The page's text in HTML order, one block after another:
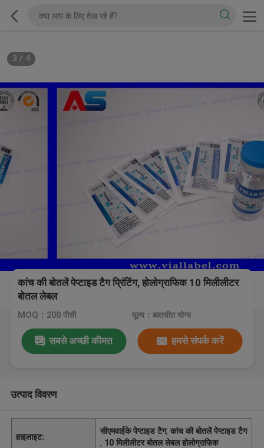
3 / 4
कांच की बोतलें पेप्टाइड टैग प्रिंटिंग, होलोग्राफिक 10 मिलीलीटर
बोतल लेबल
MOQ：200 पीसी मूल्य：बातचीत योग्य
सबसे अच्छी कीमत हमसे संपर्क करें
उत्पाद विवरण
हाइलाइट:
सीएमवाईके पेप्टाइड टैग,कांच की बोतलें पेप्टाइड टैग
, 10 मिलीलीटर बोतल लेबल होलोग्राफिक